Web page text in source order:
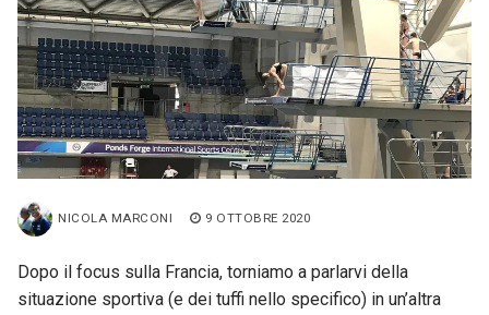
NICOLA MARCONI 9 OTTOBRE 2020
Dopo il focus sulla Francia, torniamo a parlarvi della
situazione sportiva (e dei tuffi nello specifico) in un’altra